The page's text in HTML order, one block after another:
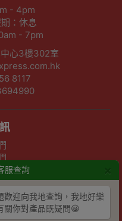
服查詢
歡迎向我地查詢，我地好樂
關你對產品既疑問😀
- 4pm
：休息
- 7pm
心3樓302室
8117
或機構採購
卡)付款